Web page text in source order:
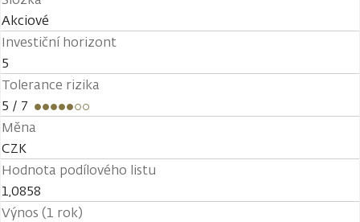
Akciové
Investiční horizont
5
Tolerance rizika
5 / 7
Měna
CZK
Hodnota podílového listu
1,0858
Výnos (1 rok)